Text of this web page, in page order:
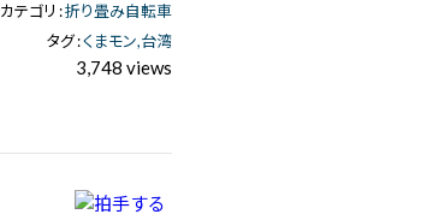
カテゴリ :折り畳み自転車
タグ :くまモン 台湾
3,748 views